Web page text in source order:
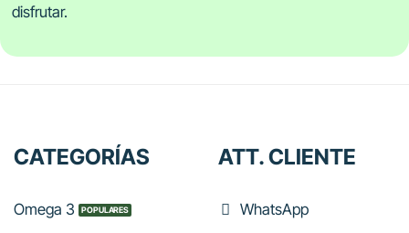
disfrutar.
CATEGORÍAS
Omega 3
ATT. CLIENTE
WhatsApp